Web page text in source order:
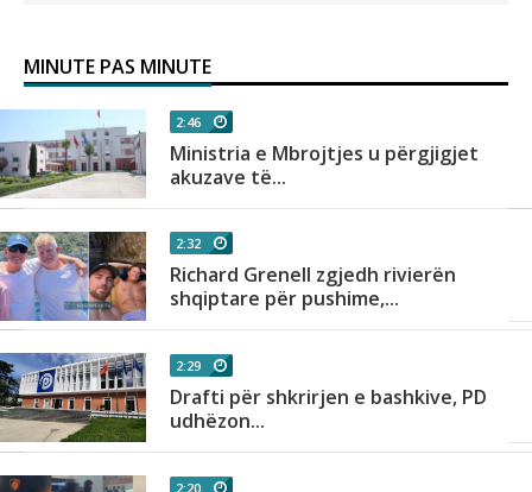
MINUTE PAS MINUTE
2:46
Ministria e Mbrojtjes u përgjigjet
akuzave të...
2:32
Richard Grenell zgjedh rivierën
shqiptare për pushime,...
2:29
Drafti për shkrirjen e bashkive, PD
udhëzon...
2:20